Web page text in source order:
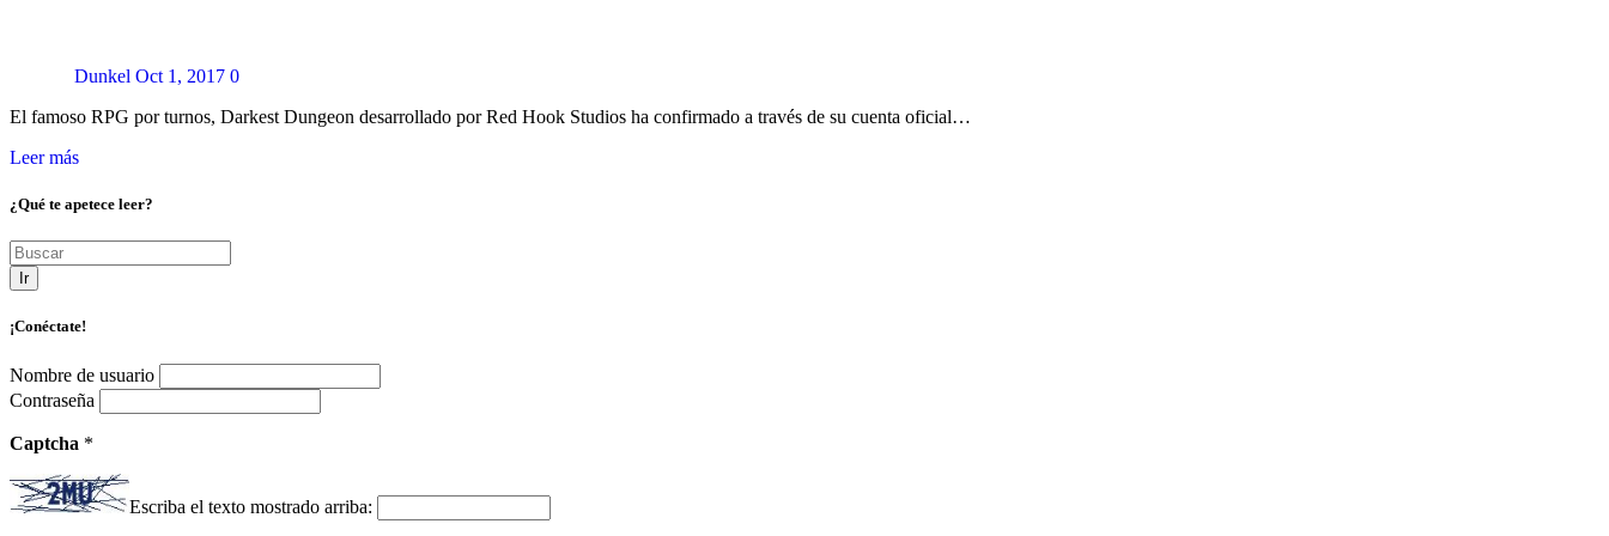
Dunkel Oct 1, 2017 0
El famoso RPG por turnos, Darkest Dungeon desarrollado por Red Hook Studios ha confirmado a través de su cuenta oficial…
Leer más
¿Qué te apetece leer?
Ir
¡Conéctate!
Nombre de usuario
Contraseña
Captcha *
Escriba el texto mostrado arriba: